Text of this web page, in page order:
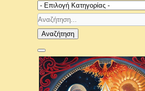
Αναζήτηση